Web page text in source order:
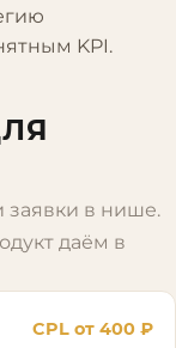
KPI.
заявки в нише.
даём в
CPL от400 ₽